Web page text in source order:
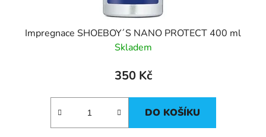
Impregnace SHOEBOY´S NANO PROTECT 400 ml
Skladem
350 Kč
DO KOŠÍKU